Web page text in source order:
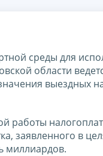
среды для
области
выездных
работы
заявленного в
миллиардов.